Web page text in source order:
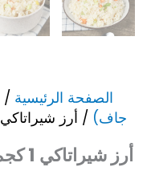
الصفحة الرئيسية /
جاف) / أرز شيراتاكي 1 كجم، أرز كونجاك جاف بالجملة
أرز شيراتاكي 1 كجم، أرز كونجاك جاف بالجملة